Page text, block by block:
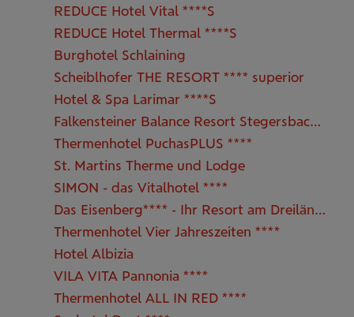
REDUCE Hotel Vital ****S
REDUCE Hotel Thermal ****S
Burghotel Schlaining
Scheiblhofer THE RESORT **** superior
Hotel & Spa Larimar ****S
Falkensteiner Balance Resort Stegersbach *****
Thermenhotel PuchasPLUS ****
St. Martins Therme und Lodge
SIMON - das Vitalhotel ****
Das Eisenberg**** - Ihr Resort am Dreiländereck
Thermenhotel Vier Jahreszeiten ****
Hotel Albizia
VILA VITA Pannonia ****
Thermenhotel ALL IN RED ****